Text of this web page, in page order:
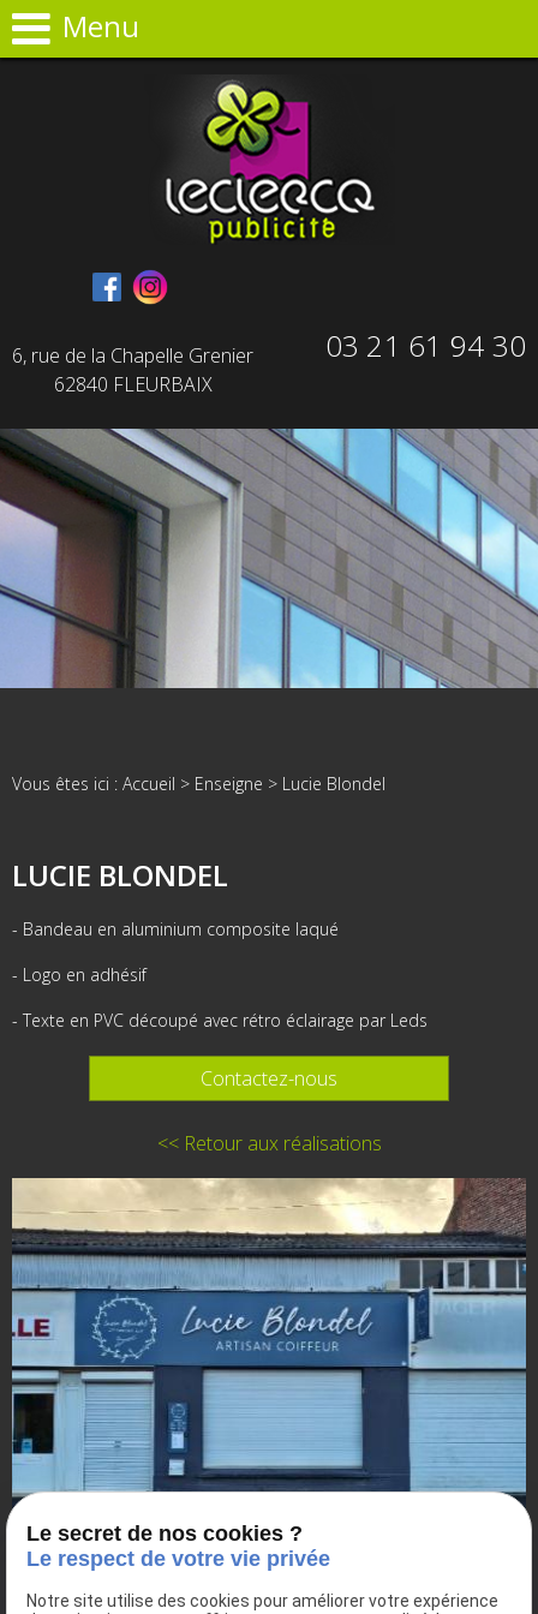
Menu
6, rue de la Chapelle Grenier
62840 FLEURBAIX
03 21 61 94 30
Vous êtes ici : Accueil > Enseigne > Lucie Blondel
LUCIE BLONDEL
- Bandeau en aluminium composite laqué
- Logo en adhésif
- Texte en PVC découpé avec rétro éclairage par Leds
Contactez-nous
<< Retour aux réalisations
Panneau de gestion des cookies
Le secret de nos cookies ?
Le respect de votre vie privée
Notre site utilise des cookies pour améliorer votre expérience